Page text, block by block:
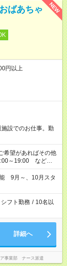
NEW
ばあちゃ
円以上
施設でのお仕事。勤
～19:00 など
業はしたくない」
ます！ ※Wワ
務時間と、もう1つ
える場合は応募でき
9月～、10月スタ
シフト勤務 / 10名以
詳細へ
事業部 ナース派遣